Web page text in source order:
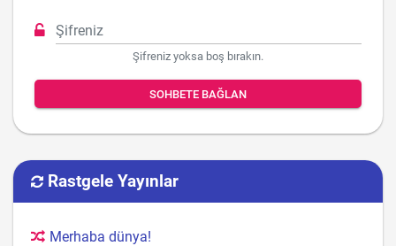
Şifreniz yoksa boş bırakın.
SOHBETE BAĞLAN
Rastgele Yayınlar
Merhaba dünya!